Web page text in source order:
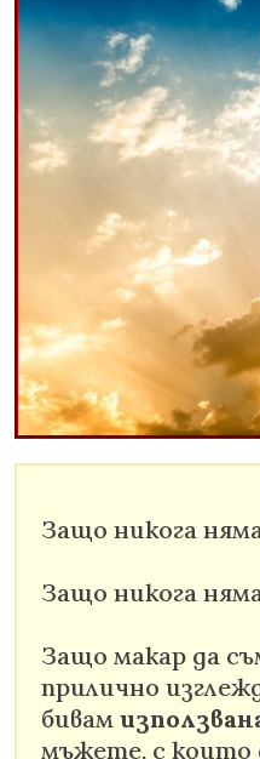
Защо никога
Защо никога
Защо макар да
прилично
бивам
мъжете, с които